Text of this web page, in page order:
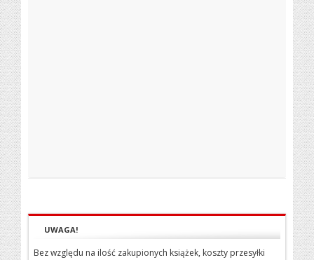
UWAGA!
Bez względu na ilość zakupionych książek, koszty przesyłki